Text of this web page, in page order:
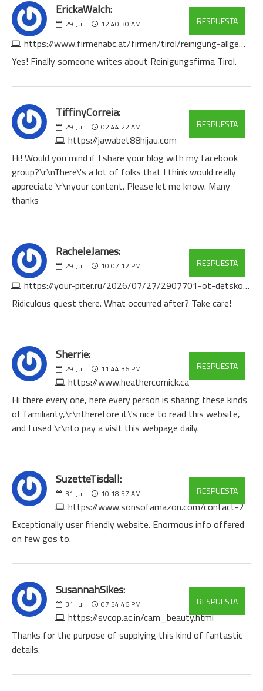
ErickaWalch:
29 Jul 12:40:30 AM
https://www.firmenabc.at/firmen/tirol/reinigung-allgemein-reinigungsfirma_CMQ
RESPUESTA
Yes! Finally someone writes about Reinigungsfirma Tirol.
TiffinyCorreia:
29 Jul 02:44:22 AM
https://jawabet88hijau.com
RESPUESTA
Hi! Would you mind if I share your blog with my facebook
group?\r\nThere\'s a lot of folks that I think would really
appreciate \r\nyour content. Please let me know. Many
thanks
RacheleJames:
29 Jul 10:07:12 PM
https://your-piter.ru/2026/07/27/2907701-ot-detskogo-sada-do-promyshlennogo-zdaniya-raznoobr-x31cn
RESPUESTA
Ridiculous quest there. What occurred after? Take care!
Sherrie:
29 Jul 11:44:36 PM
https://www.heathercornick.ca
RESPUESTA
Hi there every one, here every person is sharing these kinds
of familiarity,\r\ntherefore it\'s nice to read this website,
and I used \r\nto pay a visit this webpage daily.
SuzetteTisdall:
31 Jul 10:18:57 AM
https://www.sonsofamazon.com/contact-2
RESPUESTA
Exceptionally user friendly website. Enormous info offered
on few gos to.
SusannahSikes:
31 Jul 07:54:46 PM
https://svcop.ac.in/cam_beauty.html
RESPUESTA
Thanks for the purpose of supplying this kind of fantastic
details.